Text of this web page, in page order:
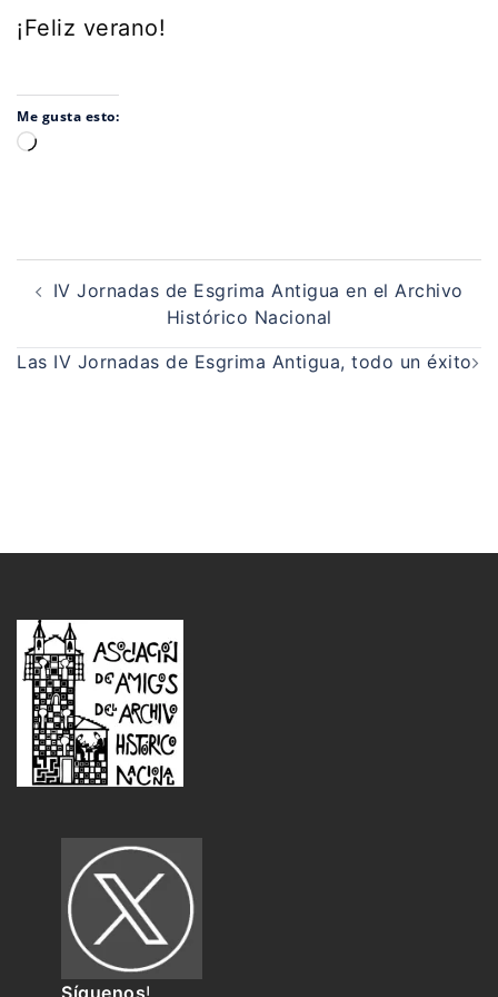
¡Feliz verano!
Me gusta esto:
Cargando...
Navegación
de IV Jornadas de Esgrima Antigua en el Archivo
Histórico Nacional
Las IV Jornadas de Esgrima Antigua, todo un éxito
Síguenos!